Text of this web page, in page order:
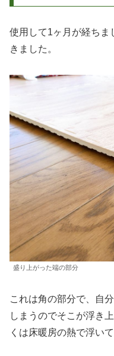
使用して1ヶ月が経ちま
きました。
盛り上がった端の部分
これは角の部分で、自
しまうのでそこが浮き
くは床暖房の熱で浮い